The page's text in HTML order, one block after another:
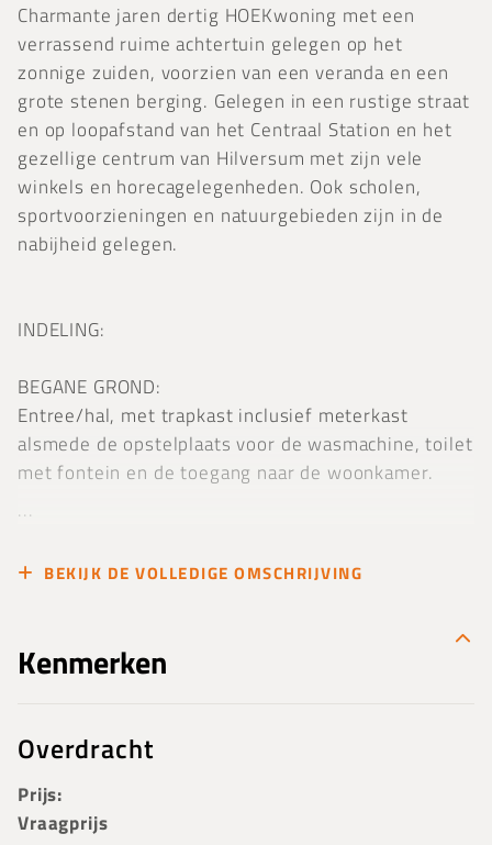
Charmante jaren dertig HOEKwoning met een
verrassend ruime achtertuin gelegen op het
zonnige zuiden, voorzien van een veranda en een
grote stenen berging. Gelegen in een rustige straat
en op loopafstand van het Centraal Station en het
gezellige centrum van Hilversum met zijn vele
winkels en horecagelegenheden. Ook scholen,
sportvoorzieningen en natuurgebieden zijn in de
nabijheid gelegen.
INDELING:
BEGANE GROND:
Entree/hal, met trapkast inclusief meterkast
alsmede de opstelplaats voor de wasmachine, toilet
met fontein en de toegang naar de woonkamer.
...
BEKIJK DE VOLLEDIGE OMSCHRIJVING
Kenmerken
Overdracht
Prijs:
Vraagprijs